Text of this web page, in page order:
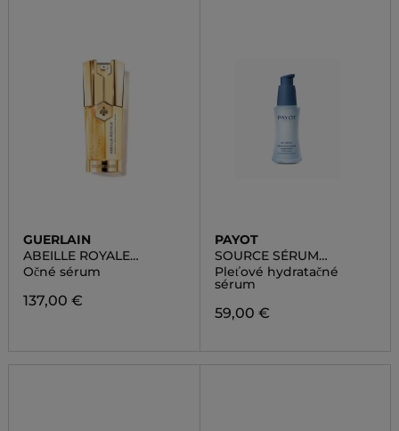
GUERLAIN
ABEILLE ROYALE
DOUBLE R RENEW &
REPAIR EYE SERUM
Očné sérum
137,00 €
PAYOT
SOURCE SÉRUM
HYDRATANT
ADAPTOGÈNE
Pleťové hydratačné
sérum
59,00 €